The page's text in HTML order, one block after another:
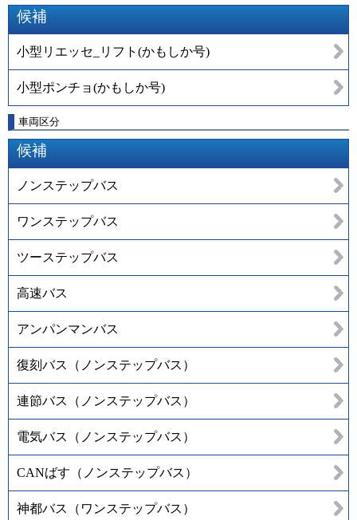
候補
小型リエッセ_リフト(かもしか号)
小型ポンチョ(かもしか号)
車両区分
候補
ノンステップバス
ワンステップバス
ツーステップバス
高速バス
アンパンマンバス
復刻バス（ノンステップバス）
連節バス（ノンステップバス）
電気バス（ノンステップバス）
CANばす（ノンステップバス）
神都バス（ワンステップバス）